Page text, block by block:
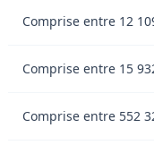
Comprise entre 12
Comprise entre 15
Comprise entre 552